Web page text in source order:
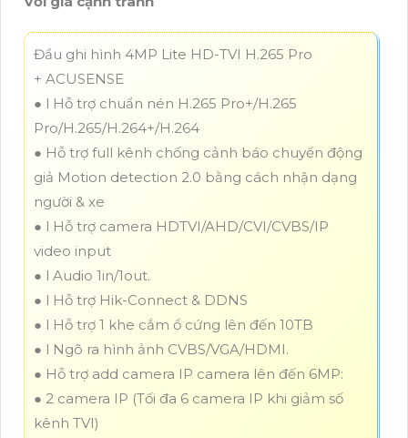
Đầu ghi hình 4MP Lite HD-TVI H.265 Pro
+ ACUSENSE
● l Hỗ trợ chuẩn nén H.265 Pro+/H.265
Pro/H.265/H.264+/H.264
● Hỗ trợ full kênh chống cảnh báo chuyển động
giả Motion detection 2.0 bằng cách nhận dạng
người & xe
● l Hỗ trợ camera HDTVI/AHD/CVI/CVBS/IP
video input
● l Audio 1in/1out.
● l Hỗ trợ Hik-Connect & DDNS
● l Hỗ trợ 1 khe cắm ổ cứng lên đến 10TB
● l Ngõ ra hình ảnh CVBS/VGA/HDMI.
● Hỗ trợ add camera IP camera lên đến 6MP:
● 2 camera IP (Tối đa 6 camera IP khi giảm số
kênh TVI)